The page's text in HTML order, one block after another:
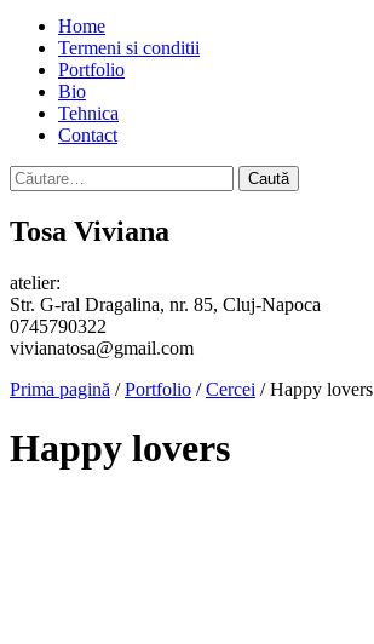
Home
Termeni si conditii
Portfolio
Bio
Tehnica
Contact
Caută
după:
Tosa Viviana
atelier:
Str. G-ral Dragalina, nr. 85, Cluj-Napoca
0745790322
vivianatosa@gmail.com
Prima pagină /Portfolio /Cercei / Happy lovers
Happy lovers